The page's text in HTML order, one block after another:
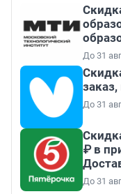
До 31
До 31
₽ в
До 31